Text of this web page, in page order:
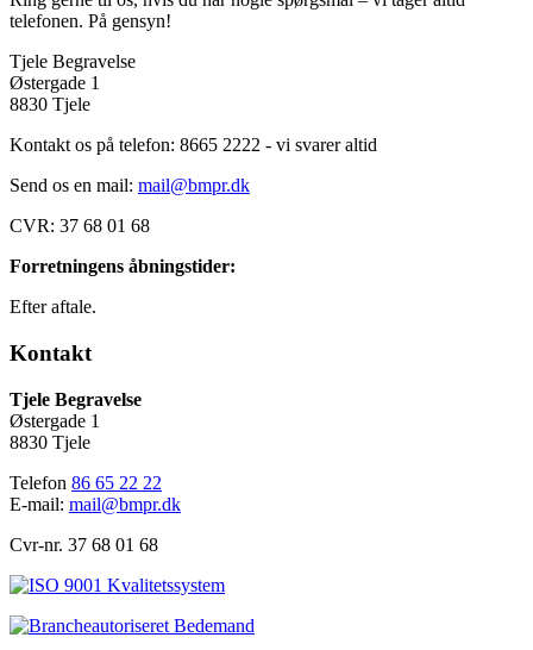
telefonen. På gensyn!
Tjele Begravelse
Østergade 1
8830 Tjele
Kontakt os på telefon: 8665 2222 - vi svarer altid
Send os en mail: mail@bmpr.dk
CVR: 37 68 01 68
Forretningens åbningstider:
Efter aftale.
Kontakt
Tjele Begravelse
Østergade 1
8830 Tjele
Telefon 86 65 22 22
E-mail: mail@bmpr.dk
Cvr-nr. 37 68 01 68